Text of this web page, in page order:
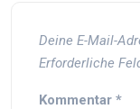
Deine E-Mail-
Erforderliche
Kommentar *